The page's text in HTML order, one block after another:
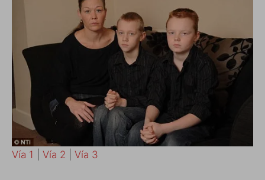
Vía 1 Vía 2 Vía 3